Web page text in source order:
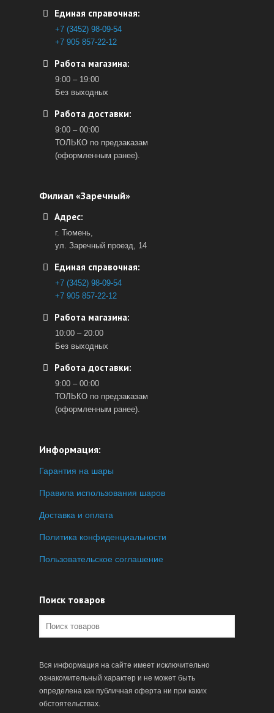
Единая справочная:
+7 (3452) 98-09-54
+7 905 857-22-12
Работа магазина:
9:00 – 19:00
Без выходных
Работа доставки:
9:00 – 00:00
ТОЛЬКО по предзаказам
(оформленным ранее).
Филиал «Заречный»
Адрес:
г. Тюмень,
ул. Заречный проезд, 14
Единая справочная:
+7 (3452) 98-09-54
+7 905 857-22-12
Работа магазина:
10:00 – 20:00
Без выходных
Работа доставки:
9:00 – 00:00
ТОЛЬКО по предзаказам
(оформленным ранее).
Информация:
Гарантия на шары
Правила использования шаров
Доставка и оплата
Политика конфиденциальности
Пользовательское соглашение
Поиск товаров
Вся информация на сайте имеет исключительно
ознакомительный характер и не может быть
определена как публичная оферта ни при каких
обстоятельствах.